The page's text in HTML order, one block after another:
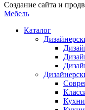
Создание сайта и
Мебель
Каталог